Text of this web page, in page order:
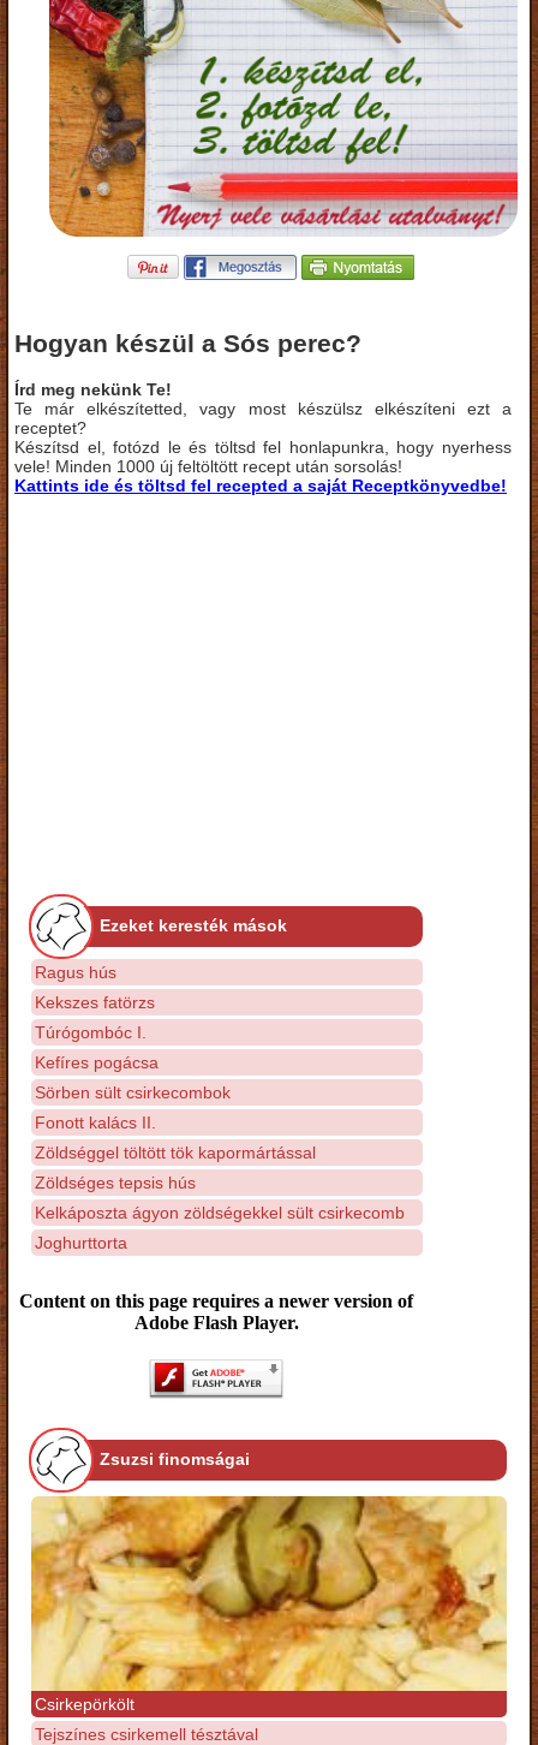
Hogyan készül a Sós perec?
Írd meg nekünk Te!
Te már elkészítetted, vagy most készülsz elkészíteni ezt a
receptet?
Készítsd el, fotózd le és töltsd fel honlapunkra, hogy nyerhess
vele! Minden 1000 új feltöltött recept után sorsolás!
Kattints ide és töltsd fel recepted a saját Receptkönyvedbe!
Ezeket keresték mások
Ragus hús
Kekszes fatörzs
Túrógombóc I.
Kefíres pogácsa
Sörben sült csirkecombok
Fonott kalács II.
Zöldséggel töltött tök kapormártással
Zöldséges tepsis hús
Kelkáposzta ágyon zöldségekkel sült csirkecomb
Joghurttorta
Content on this page requires a newer version of
Adobe Flash Player.
Zsuzsi finomságai
Csirkepörkölt
Tejszínes csirkemell tésztával